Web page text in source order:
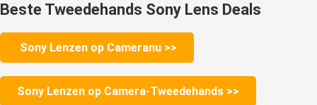
Beste Tweedehands Sony Lens Deals
Sony Lenzen op Cameranu >>
Sony Lenzen op Camera-Tweedehands >>